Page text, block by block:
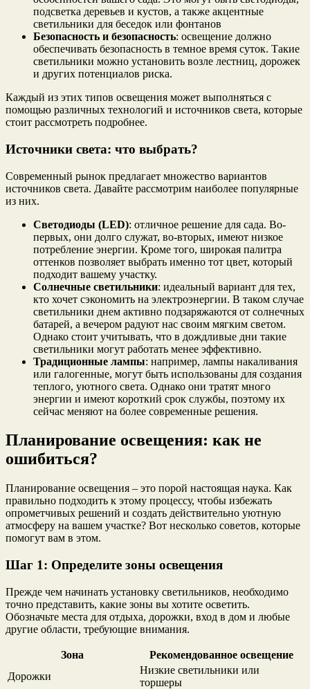
подсветка деревьев и кустов, а также акцентные
светильники для беседок или фонтанов
Безопасность и безопасность: освещение должно
обеспечивать безопасность в темное время суток. Такие
светильники можно установить возле лестниц, дорожек
и других потенциалов риска.
Каждый из этих типов освещения может выполняться с
помощью различных технологий и источников света, которые
стоит рассмотреть подробнее.
Источники света: что выбрать?
Современный рынок предлагает множество вариантов
источников света. Давайте рассмотрим наиболее популярные
из них.
Светодиоды (LED): отличное решение для сада. Во-
первых, они долго служат, во-вторых, имеют низкое
потребление энергии. Кроме того, широкая палитра
оттенков позволяет выбрать именно тот цвет, который
подходит вашему участку.
Солнечные светильники: идеальный вариант для тех,
кто хочет сэкономить на электроэнергии. В таком случае
светильники днем активно подзаряжаются от солнечных
батарей, а вечером радуют нас своим мягким светом.
Однако стоит учитывать, что в дождливые дни такие
светильники могут работать менее эффективно.
Традиционные лампы: например, лампы накаливания
или галогенные, могут быть использованы для создания
теплого, уютного света. Однако они тратят много
энергии и имеют короткий срок службы, поэтому их
сейчас меняют на более современные решения.
Планирование освещения: как не
ошибиться?
Планирование освещения – это порой настоящая наука. Как
правильно подходить к этому процессу, чтобы избежать
опрометчивых решений и создать действительно уютную
атмосферу на вашем участке? Вот несколько советов, которые
помогут вам в этом.
Шаг 1: Определите зоны освещения
Прежде чем начинать установку светильников, необходимо
точно представить, какие зоны вы хотите осветить.
Обозначьте места для отдыха, дорожки, вход в дом и любые
другие области, требующие внимания.
Зона
Рекомендованное освещение
Дорожки
Низкие светильники или
торшеры